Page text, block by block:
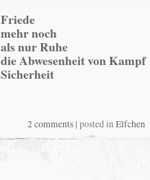
Friede
mehr noch
als nur Ruhe
die Abwesenheit von Kampf
Sicherheit
2 comments | posted inElfchen